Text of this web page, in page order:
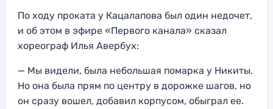
По ходу проката у Кацалапова был один недочет,
и об этом в эфире «Первого канала» сказал
хореограф Илья Авербух:
— Мы видели, была небольшая помарка у Никиты.
Но она была прям по центру в дорожке шагов, но
он сразу вошел, добавил корпусом, обыграл ее.